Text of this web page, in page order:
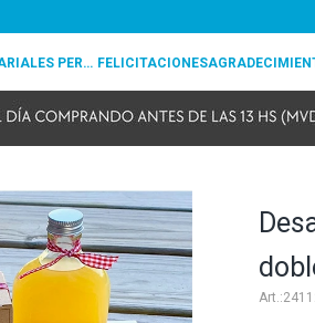
REGALOS EMPRESARIALES PERSONALIZADOS FELICITACIONES